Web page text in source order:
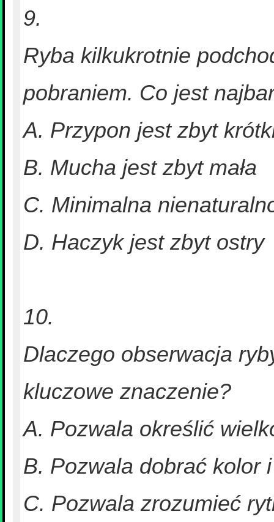
9.
Ryba kilkukrotnie
pobraniem. Co jest
A. Przypon jest zbyt
B. Mucha jest zbyt mała
C. Minimalna
D. Haczyk jest zbyt ostry
10.
Dlaczego obserwacja
kluczowe znaczenie?
A. Pozwala określić
B. Pozwala dobrać kolor
C. Pozwala zrozumieć